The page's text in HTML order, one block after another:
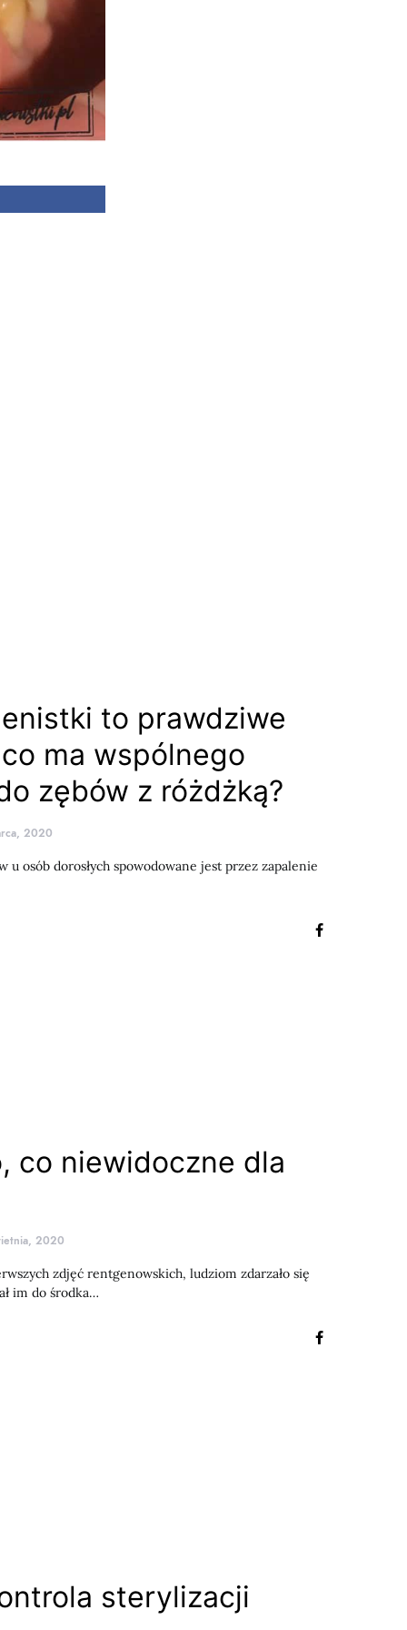
to prawdziwe
ma wspólnego
zębów z różdżką?
2020
u osób dorosłych spowodowane jest przez zapalenie
co niewidoczne dla
2020
zdjęć rentgenowskich, ludziom zdarzało się
im do środka…
sterylizacji